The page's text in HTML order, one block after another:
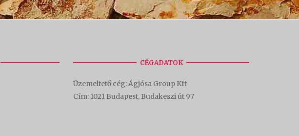
CÉGADATOK
Üzemeltető cég: Ágjósa Group Kft
Cím: 1021 Budapest, Budakeszi út 97